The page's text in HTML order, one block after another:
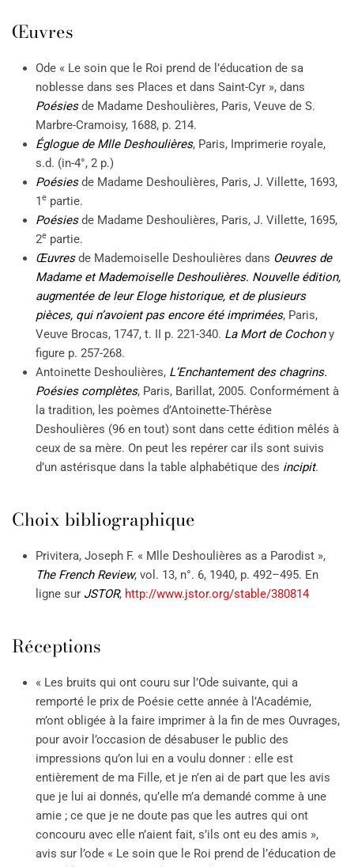
Œuvres
Ode « Le soin que le Roi prend de l’éducation de sa
noblesse dans ses Places et dans Saint-Cyr », dans
Poésiesde Madame Deshoulières, Paris, Veuve de S.
Marbre-Cramoisy, 1688, p. 214.
Églogue de Mlle Deshoulières, Paris, Imprimerie royale,
s.d. (in-4°, 2 p.)
Poésiesde Madame Deshoulières, Paris, J. Villette, 1693,
1e partie.
Poésiesde Madame Deshoulières, Paris, J. Villette, 1695,
2e partie.
Œuvresde Mademoiselle Deshoulières dans Oeuvres de
Madame et Mademoiselle Deshoulières. Nouvelle édition,
augmentée de leur Eloge historique, et de plusieurs
pièces, qui n’avoient pas encore été imprimées, Paris,
Veuve Brocas, 1747, t. II p. 221-340. La Mort de Cochony
figure p. 257-268.
Antoinette Deshoulières, L’Enchantement des chagrins.
Poésies complètes, Paris, Barillat, 2005. Conformément à
la tradition, les poèmes d’Antoinette-Thérèse
Deshoulières (96 en tout) sont dans cette édition mêlés à
ceux de sa mère. On peut les repérer car ils sont suivis
d’un astérisque dans la table alphabétique des incipit.
Choix bibliographique
Privitera, Joseph F. « Mlle Deshoulières as a Parodist »,
The French Review, vol. 13, n°. 6, 1940, p. 492–495. En
ligne sur JSTOR, http://www.jstor.org/stable/380814
Réceptions
« Les bruits qui ont couru sur l’Ode suivante, qui a
remporté le prix de Poésie cette année à l’Académie,
m’ont obligée à la faire imprimer à la fin de mes Ouvrages,
pour avoir l’occasion de désabuser le public des
impressions qu’on lui en a voulu donner : elle est
entièrement de ma Fille, et je n’en ai de part que les avis
que je lui ai donnés, qu’elle m’a demandé comme à une
amie ; ce que je ne doute pas que les autres qui ont
concouru avec elle n’aient fait, s’ils ont eu des amis »,
avis sur l’ode « Le soin que le Roi prend de l’éducation de